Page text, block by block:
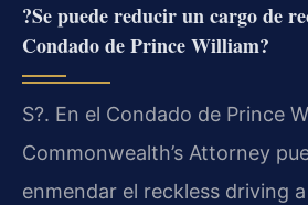
?Se puede reducir un cargo de
Condado de Prince William?
S?. En el Condado de Prince
Commonwealth’s Attorney
enmendar el reckless driving a